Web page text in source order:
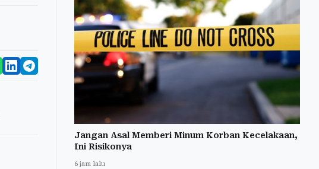
Jangan Asal Memberi Minum Korban Kecelakaan,
Ini Risikonya
6 jam lalu